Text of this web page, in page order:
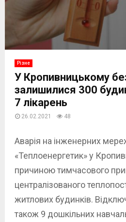
Різне
У Кропивницькому
залишилися 300
7 лікарень
26.02.2021 48
Аварія на інженерних
«Теплоенергетик» у
причиною тимчасового
централізованого
житлових будинків.
також 9 дошкільних